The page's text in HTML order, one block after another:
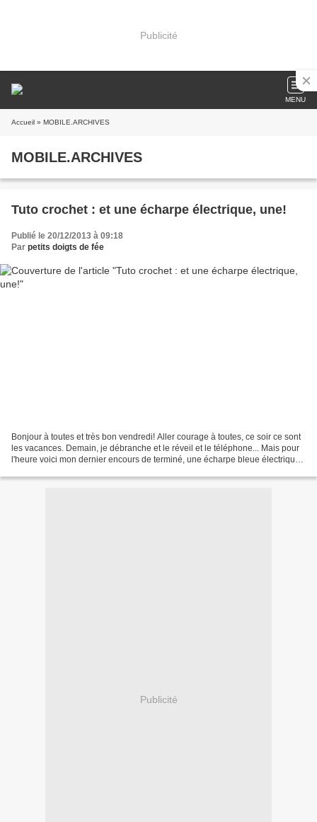
Publicité
MENU
Accueil » MOBILE.ARCHIVES
MOBILE.ARCHIVES
Tuto crochet : et une écharpe électrique, une!
Publié le 20/12/2013 à 09:18
Par petits doigts de fée
Bonjour à toutes et très bon vendredi! Aller courage à toutes, ce soir ce sont
les vacances. Demain, je débranche et le réveil et le téléphone... Mais pour
l'heure voici mon dernier encours de terminé, une écharpe bleue électrique.
Publicité